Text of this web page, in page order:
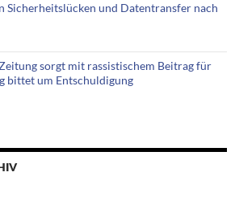
Sicherheitslücken und Datentransfer nach
sorgt mit rassistischem Beitrag für
bittet um Entschuldigung